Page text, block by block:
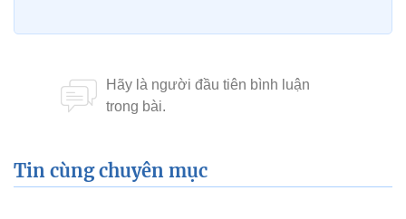
Tin cùng chuyên mục